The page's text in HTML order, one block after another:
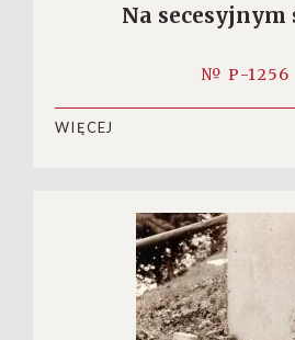
Na
№ P-1256
WIĘCEJ